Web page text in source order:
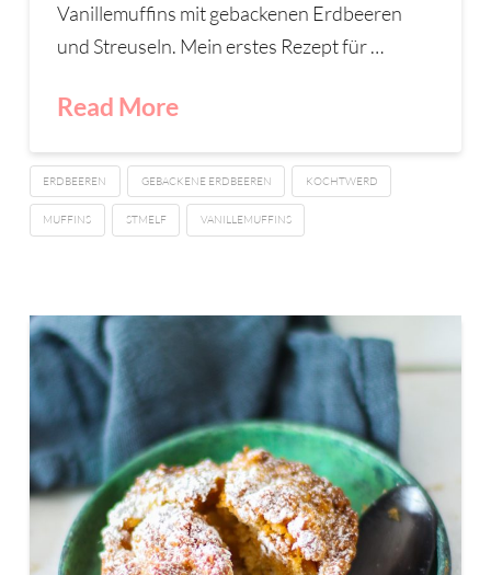
Vanillemuffins mit gebackenen Erdbeeren
und Streuseln. Mein erstes Rezept für …
Read More
ERDBEEREN GEBACKENE ERDBEEREN KOCHTWERD
MUFFINS STMELF VANILLEMUFFINS